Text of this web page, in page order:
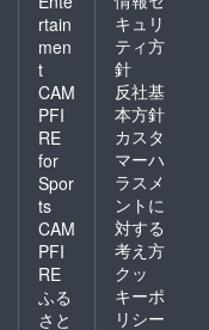
rtain
men
t
CAM
PFI
RE
for
Spor
ts
CAM
PFI
RE
ふる
さと
キュリ
ティ方
針
反社基
本方針
カスタ
マーハ
ラスメ
ントに
対する
考え方
クッ
キーポ
リシー